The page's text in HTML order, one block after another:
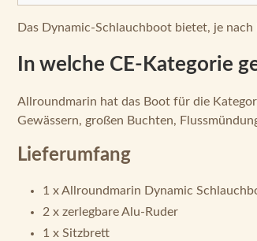
Das Dynamic-Schlauchboot bietet, je
In welche CE-Kategorie
Allroundmarin hat das Boot für die
Gewässern, großen Buchten,
Lieferumfang
1 x Allroundmarin Dynamic
2 x zerlegbare Alu-Ruder
1 x Sitzbrett